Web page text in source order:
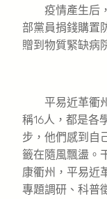
疫情產生后，
部黨員捐錢購置
贈到物質緊缺病
平易近革衢州
稱16人，都是各
步，他們感到自
籤在隨風飄盪。
康衢州，平易近
專題調研、科普